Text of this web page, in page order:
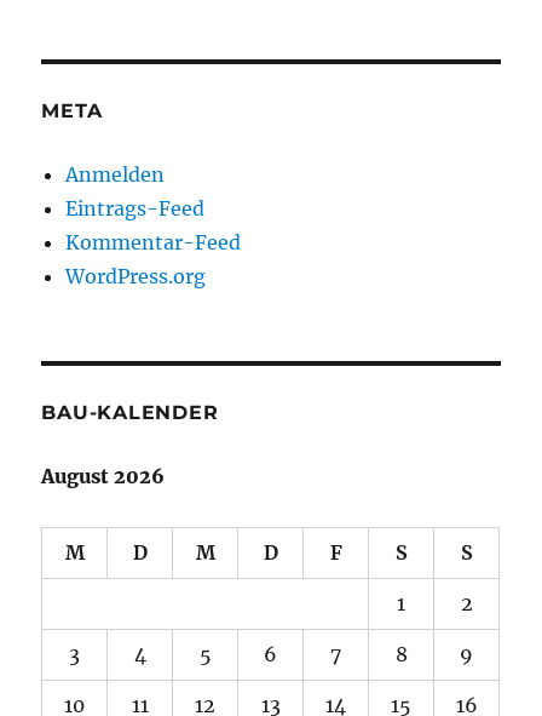
META
Anmelden
Eintrags-Feed
Kommentar-Feed
WordPress.org
BAU-KALENDER
August 2026
M D M D F S S
1 2
3 4 5 6 7 8 9
10 11 12 13 14 15 16